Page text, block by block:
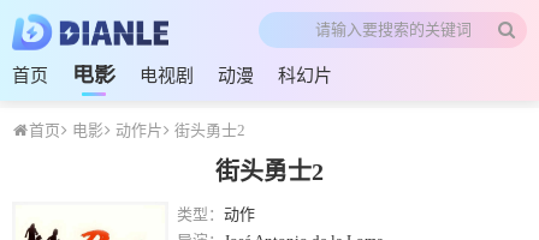
首页 电影 电视剧 动漫 科幻片
首页 电影 动作片 街头勇士2
街头勇士2
类型： 动作